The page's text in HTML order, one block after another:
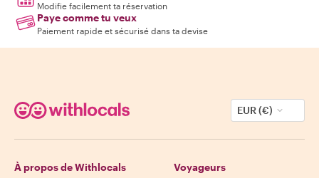
Modifie facilement ta réservation
Paye comme tu veux
Paiement rapide et sécurisé dans ta devise
EUR (€)
À propos de Withlocals Voyageurs